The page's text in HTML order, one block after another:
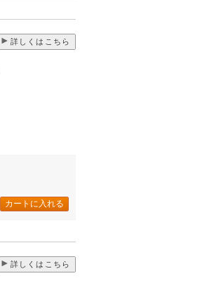
詳しくはこちら
詳しくはこちら